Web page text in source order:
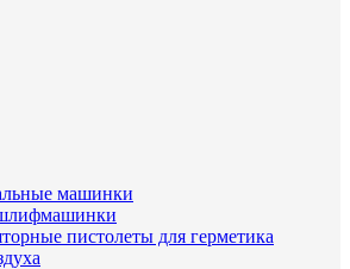
машинки
пистолеты для герметика